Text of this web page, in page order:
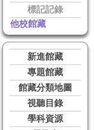
標記記錄
他校館藏
新進館藏
專題館藏
館藏分類地圖
視聽目錄
學科資源